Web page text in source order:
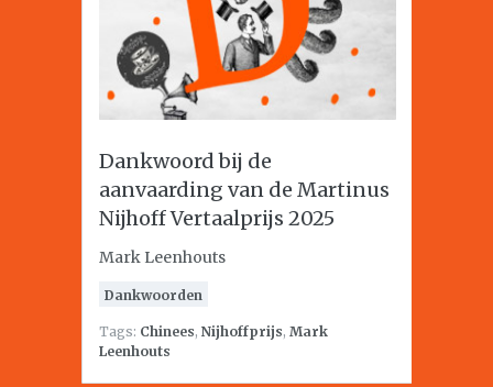
Dankwoord bij de
aanvaarding van de Martinus
Nijhoff Vertaalprijs 2025
Mark Leenhouts
Dankwoorden
Tags: Chinees, Nijhoffprijs, Mark
Leenhouts